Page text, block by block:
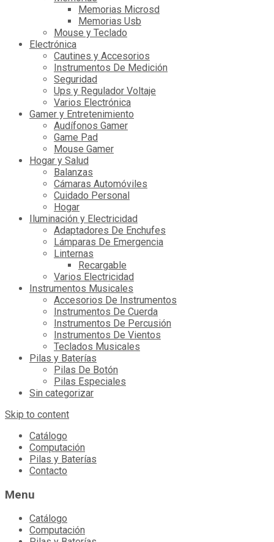
Memorias Microsd
Memorias Usb
Mouse y Teclado
Electrónica
Cautines y Accesorios
Instrumentos De Medición
Seguridad
Ups y Regulador Voltaje
Varios Electrónica
Gamer y Entretenimiento
Audífonos Gamer
Game Pad
Mouse Gamer
Hogar y Salud
Balanzas
Cámaras Automóviles
Cuidado Personal
Hogar
Iluminación y Electricidad
Adaptadores De Enchufes
Lámparas De Emergencia
Linternas
Recargable
Varios Electricidad
Instrumentos Musicales
Accesorios De Instrumentos
Instrumentos De Cuerda
Instrumentos De Percusión
Instrumentos De Vientos
Teclados Musicales
Pilas y Baterías
Pilas De Botón
Pilas Especiales
Sin categorizar
Skip to content
Catálogo
Computación
Pilas y Baterías
Contacto
Menu
Catálogo
Computación